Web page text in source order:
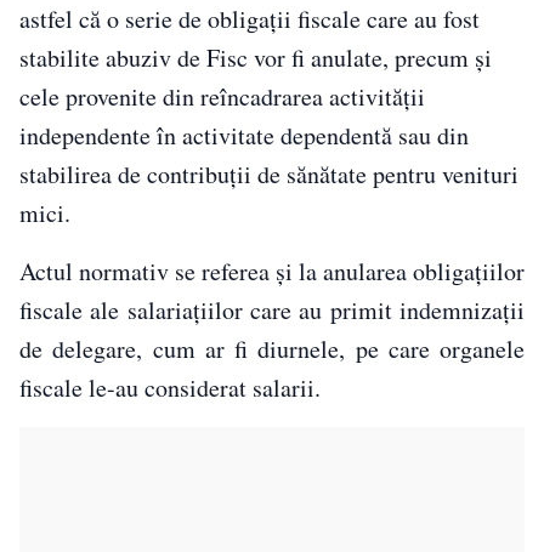
astfel că o serie de obligaţii fiscale care au fost
stabilite abuziv de Fisc vor fi anulate, precum şi
cele provenite din reîncadrarea activităţii
independente în activitate dependentă sau din
stabilirea de contribuţii de sănătate pentru venituri
mici.
Actul normativ se referea şi la anularea obligaţiilor
fiscale ale salariaţiilor care au primit indemnizaţii
de delegare, cum ar fi diurnele, pe care organele
fiscale le-au considerat salarii.